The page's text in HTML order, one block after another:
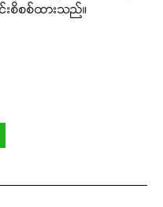
င်းစိစစ်ထားသည်။